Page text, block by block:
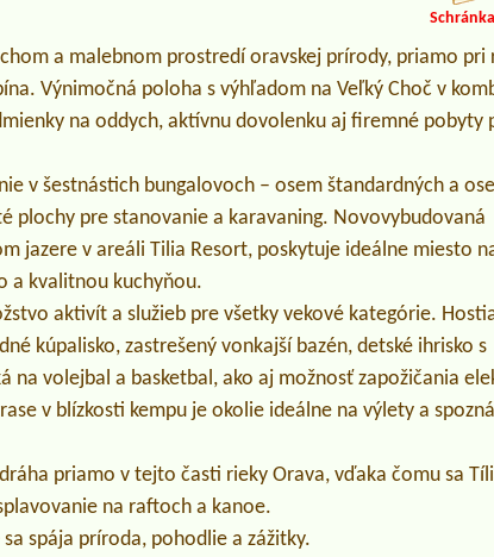
Schránka
a malebnom prostredí oravskej prírody, priamo pri
Výnimočná poloha s výhľadom na Veľký Choč v
na oddych, aktívnu dovolenku aj firemné pobyty
v šestnástich bungalovoch – osem štandardných a
plochy pre stanovanie a karavaning. Novovybudovaná
jazere v areáli Tilia Resort, poskytuje ideálne miesto
a kvalitnou kuchyňou.
aktivít a služieb pre všetky vekové kategórie.
kúpalisko, zastrešený vonkajší bazén, detské ihrisko s
na volejbal a basketbal, ako aj možnosť zapožičania
v blízkosti kempu je okolie ideálne na výlety a
priamo v tejto časti rieky Orava, vďaka čomu sa
na raftoch a kanoe.
spája príroda, pohodlie a zážitky.